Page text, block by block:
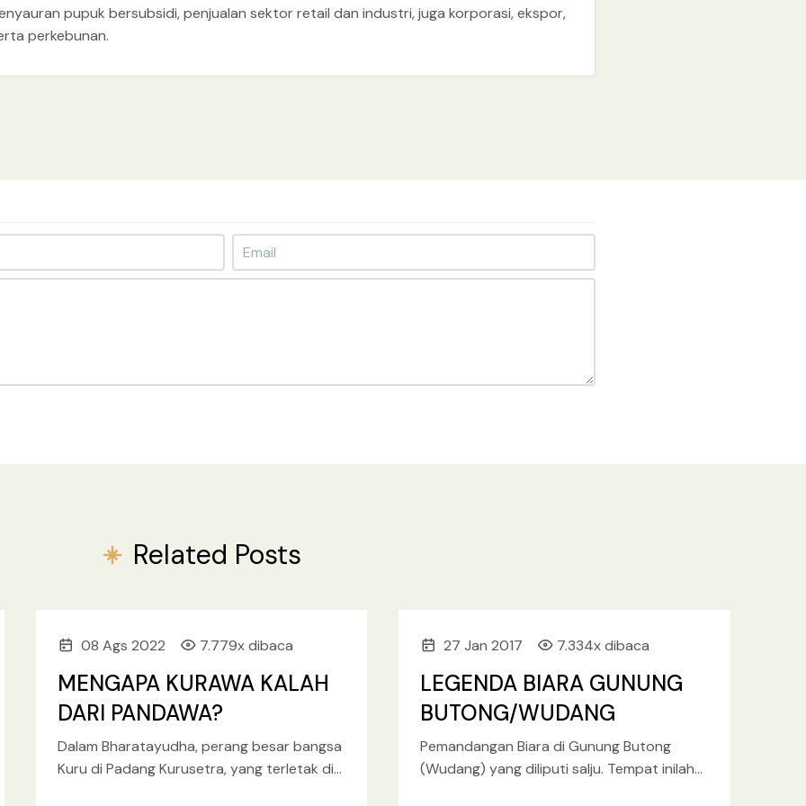
pupuk bersubsidi, penjualan sektor retail dan industri, juga korporasi, ekspor,
perkebunan.
Related Posts
08 Ags 2022 7.779x dibaca
MENGAPA KURAWA KALAH
DARI PANDAWA?
Dalam Bharatayudha, perang besar bangsa
Kuru di Padang Kurusetra, yang terletak di
27 Jan 2017 7.334x dibaca
LEGENDA BIARA GUNUNG
BUTONG/WUDANG
Pemandangan Biara di Gunung Butong
(Wudang) yang diliputi salju. Tempat inilah